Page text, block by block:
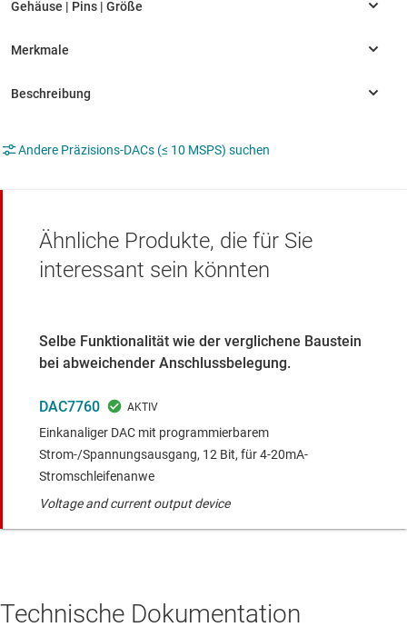
Andere Präzisions-DACs (≤ 10 MSPS) suchen
Ähnliche Produkte, die für Sie
interessant sein könnten
Selbe Funktionalität wie der verglichene Baustein
bei abweichender Anschlussbelegung.
DAC7760
Einkanaliger DAC mit programmierbarem
Strom-/Spannungsausgang, 12 Bit, für 4-20mA-
Stromschleifenanwe
Voltage and current output device
Technische Dokumentation